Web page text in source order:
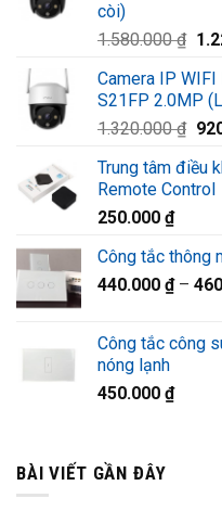
còi)
1.580.000₫ Giá
là:
Camera IP
S21FP 2.0MP
1.320.000₫ Giá
là:
Trung tâm điều
Remote Control
250.000 ₫
Công tắc thông
440.000 ₫–
Công tắc công
nóng lạnh
450.000 ₫
BÀI VIẾT GẦN ĐÂY